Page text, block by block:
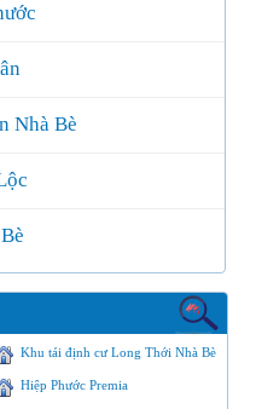
Nhà Bè
Khu tái định cư Long Thới Nhà Bè
Hiệp Phước Premia